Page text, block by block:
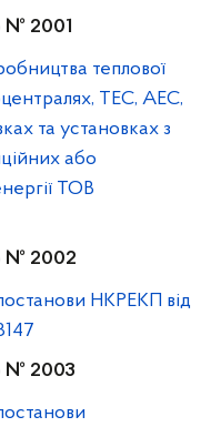
№ 2001
теплової
ТЕС, АЕС,
та установках з
або
ТОВ
№ 2002
НКРЕКП від
№ 2003